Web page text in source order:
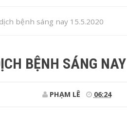
bệnh sáng nay 15.5.2020
BỆNH SÁNG
PHẠM LÊ 06:24